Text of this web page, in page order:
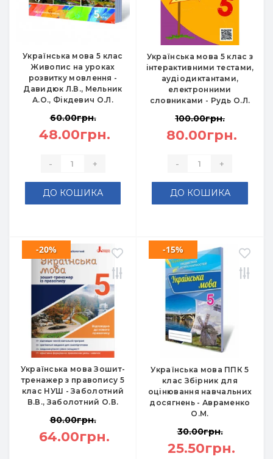
Українська мова 5 клас
Живопис на уроках
розвитку мовлення -
Давидюк Л.В., Мельник
А.О., Фікдевич О.Л.
60.00грн.
48.00грн.
- +
ДО КОШИКА
Українська мова 5 клас з
інтерактивними тестами,
аудіодиктантами,
електронними
словниками - Рудь О.Л.
100.00грн.
80.00грн.
- +
ДО КОШИКА
Українська мова Зошит-
тренажер з правопису 5
клас НУШ - Заболотний
В.В., Заболотний О.В.
-20%
80.00грн.
64.00грн.
Українська мова ППК 5
клас Збірник для
оцінювання навчальних
досягнень - Авраменко
О.М.
-15%
30.00грн.
25.50грн.